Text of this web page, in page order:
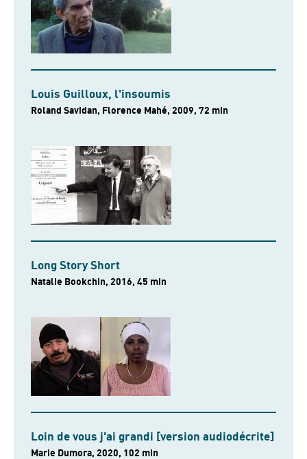
Louis Guilloux, l'insoumis
Roland Savidan, Florence Mahé, 2009, 72 min
Long Story Short
Natalie Bookchin, 2016, 45 min
Loin de vous j'ai grandi [version audiodécrite]
Marie Dumora, 2020, 102 min